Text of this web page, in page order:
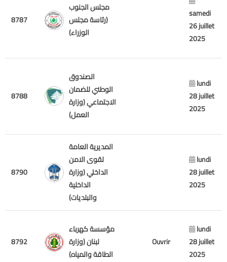
8787
مجلس الجنوب
(رئاسة مجلس
الوزراء)
samedi
26 juillet
2025
8788
الصندوق
الوطني للضمان
الاجتماعي (وزارة
العمل)
lundi
28 juillet
2025
8790
المديرية العامة
لقوى الامن
الداخلي (وزارة
الداخلية
والبلديات)
lundi
28 juillet
2025
8792
مؤسسة كهرباء
لبنان (وزارة
الطاقة والمياه)
Ouvrir
lundi
28 juillet
2025